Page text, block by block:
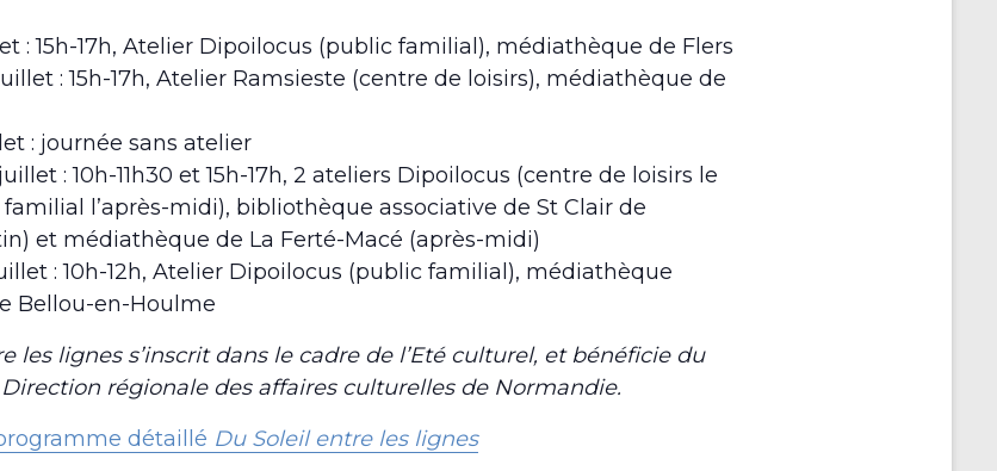
: 15h-17h, Atelier Dipoilocus (public familial), médiathèque de Flers
: 15h-17h, Atelier Ramsieste (centre de loisirs), médiathèque de
: journée sans atelier
: 10h-11h30 et 15h-17h, 2 ateliers Dipoilocus (centre de loisirs le
l’après-midi), bibliothèque associative de St Clair de
et médiathèque de La Ferté-Macé (après-midi)
: 10h-12h, Atelier Dipoilocus (public familial), médiathèque
Bellou-en-Houlme
les lignes s’inscrit dans le cadre de l’Eté culturel, et bénéficie du
régionale des affaires culturelles de Normandie.
détaillé Du Soleil entre les lignes